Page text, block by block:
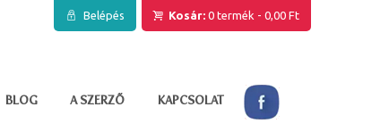
Belépés Kosár: 0 termék -0,00 Ft
BLOG A SZERZŐ KAPCSOLAT